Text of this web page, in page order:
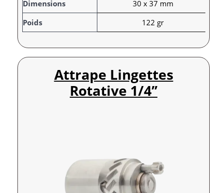
Dimensions
30 x 37 mm
Poids
122 gr
Attrape Lingettes
Rotative 1/4’’